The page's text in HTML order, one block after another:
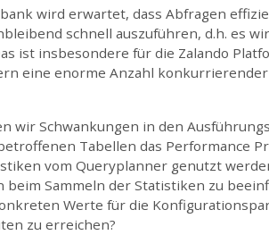
wird erwartet, dass Abfragen
schnell auszuführen, d.h. es
ist insbesondere für die Zalando
eine enorme Anzahl
wir Schwankungen in den
Tabellen das Performance
vom Queryplanner genutzt
beim Sammeln der Statistiken zu
Werte für die
zu erreichen?